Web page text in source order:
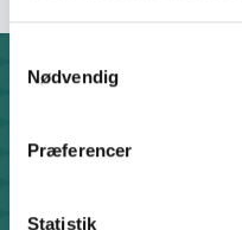
Nødvendig
Præferencer
Statistik
Kontakt
Klosterport 4x, 8000 Aarhus